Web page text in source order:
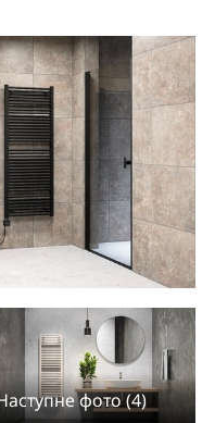
фото (4)